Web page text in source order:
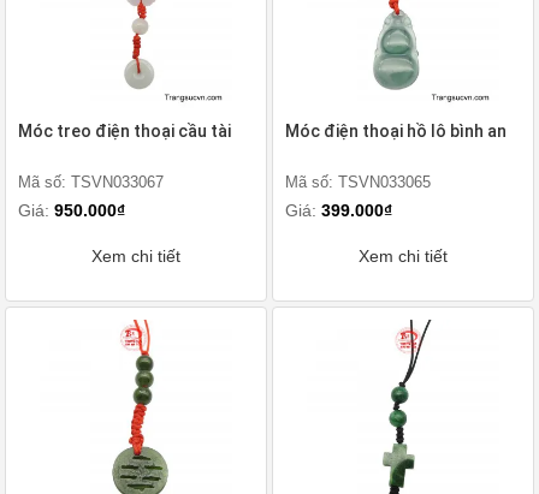
Móc treo điện thoại cầu tài
Mã số: TSVN033067
Giá: 950.000₫
Xem chi tiết
Móc điện thoại hồ lô bình an
Mã số: TSVN033065
Giá: 399.000₫
Xem chi tiết